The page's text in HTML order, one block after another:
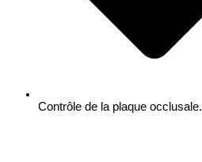
Contrôle de la plaque occlusale.